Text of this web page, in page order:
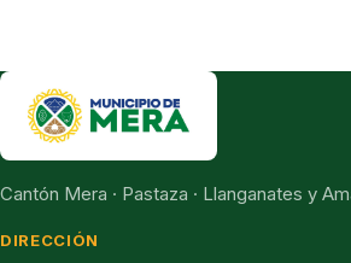
Cantón Mera · Pastaza · Llanganates y
DIRECCIÓN